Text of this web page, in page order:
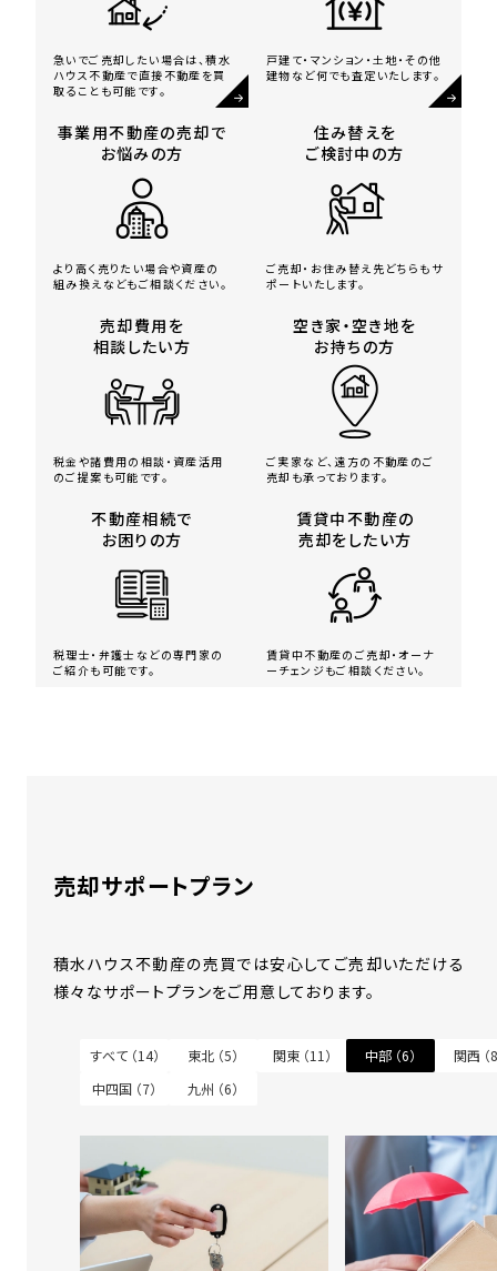
急いでご売却したい場合は、積水
ハウス不動産で直接不動産を買
取ることも可能です。
戸建て・マンション・土地・その他
建物など何でも査定いたします。
事業用不動産の売却で
お悩みの方
より高く売りたい場合や資産の
組み換えなどもご相談ください。
住み替えを
ご検討中の方
ご売却・お住み替え先どちらもサ
ポートいたします。
売却費用を
相談したい方
税金や諸費用の相談・資産活用
のご提案も可能です。
空き家・空き地を
お持ちの方
ご実家など、遠方の不動産のご
売却も承っております。
不動産相続で
お困りの方
税理士・弁護士などの専門家の
ご紹介も可能です。
賃貸中不動産の
売却を したい方
賃貸中不動産のご売却・オーナ
ーチェンジもご相談ください。
売却サポートプラン
積水ハウス不動産の売買では安心してご売却いただける
様々なサポートプランをご用意しております。
すべて （14） 東北 （5） 関東 （11 ） 中部 （6） 関西 （8
中四国 （7） 九州 （6）